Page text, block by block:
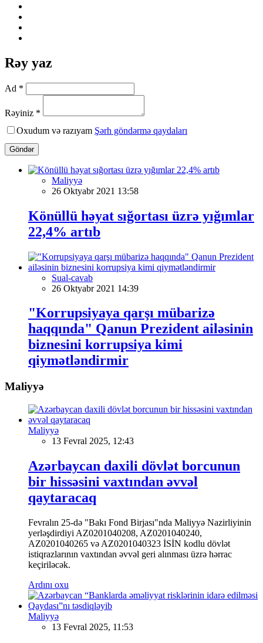
Rəy yaz
Ad *
Rəyiniz *
Oxudum və razıyam Şərh göndərmə qaydaları
Göndər
Maliyyə
26 Oktyabr 2021 13:58
Könüllü həyat sığortası üzrə yığımlar
22,4% artıb
Sual-cavab
26 Oktyabr 2021 14:39
"Korrupsiyaya qarşı mübarizə
haqqında" Qanun Prezident ailəsinin
biznesini korrupsiya kimi
qiymətləndirmir
Maliyyə
Maliyyə
13 Fevral 2025, 12:43
Azərbaycan daxili dövlət borcunun
bir hissəsini vaxtından əvvəl
qaytaracaq
Fevralın 25-də "Bakı Fond Birjası"nda Maliyyə Nazirliyinin
yerləşdirdiyi AZ0201040208, AZ0201040240,
AZ0201040265 və AZ0201040323 İSİN kodlu dövlət
istiqrazlarının vaxtından əvvəl geri alınması üzrə hərrac
keçiriləcək.
Ardını oxu
Maliyyə
13 Fevral 2025, 11:53